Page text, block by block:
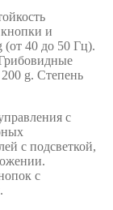
и
40 до 50 Гц).
g. Степень
с
с подсветкой,
с